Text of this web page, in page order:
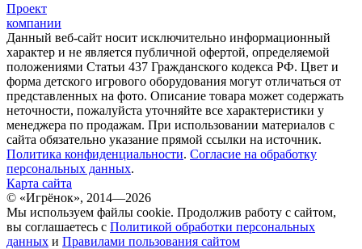
Проект
компании
Данный веб-сайт носит исключительно информационный
характер и не является публичной офертой, определяемой
положениями Статьи 437 Гражданского кодекса РФ. Цвет и
форма детского игрового оборудования могут отличаться от
представленных на фото. Описание товара может содержать
неточности, пожалуйста уточняйте все характеристики у
менеджера по продажам. При использовании материалов с
сайта обязательно указание прямой ссылки на источник.
Политика конфиденциальности. Согласие на обработку
персональных данных.
Карта сайта
© «Игрёнок», 2014—2026
Мы используем файлы cookie. Продолжив работу с сайтом,
вы соглашаетесь с Политикой обработки персональных
данных и Правилами пользования сайтом